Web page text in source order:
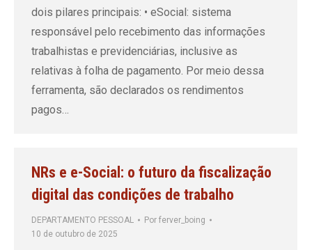
dois pilares principais: • eSocial: sistema
responsável pelo recebimento das informações
trabalhistas e previdenciárias, inclusive as
relativas à folha de pagamento. Por meio dessa
ferramenta, são declarados os rendimentos
pagos…
NRs e e-Social: o futuro da fiscalização
digital das condições de trabalho
DEPARTAMENTO PESSOAL Por ferver_boing
10 de outubro de 2025